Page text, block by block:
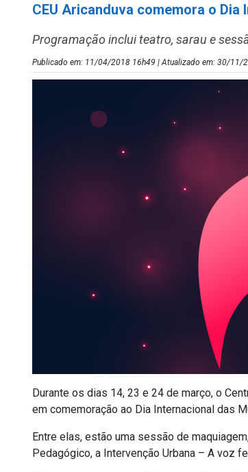
CEU Aricanduva comemora o
Programação inclui teatro, sarau e
Publicado em: 11/04/2018 16h49 | Atualizado em: 30/11/
Durante os dias 14, 23 e 24 de março, o
em comemoração ao Dia Internacional das
Entre elas, estão uma sessão de
Pedagógico, a Intervenção Urbana – A voz